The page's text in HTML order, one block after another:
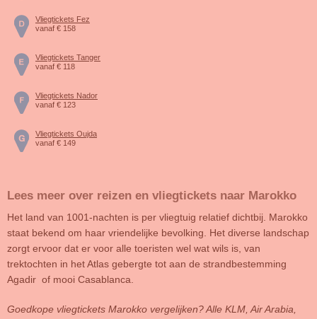
Vliegtickets Fez
vanaf € 158
Vliegtickets Tanger
vanaf € 118
Vliegtickets Nador
vanaf € 123
Vliegtickets Oujda
vanaf € 149
Lees meer over reizen en vliegtickets naar Marokko
Het land van 1001-nachten is per vliegtuig relatief dichtbij. Marokko
staat bekend om haar vriendelijke bevolking. Het diverse landschap
zorgt ervoor dat er voor alle toeristen wel wat wils is, van
trektochten in het Atlas gebergte tot aan de strandbestemming
Agadir of mooi Casablanca.
Goedkope vliegtickets Marokko vergelijken? Alle KLM, Air Arabia,